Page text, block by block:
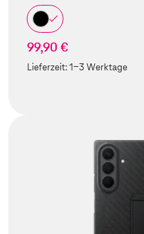
99,90 €
Lieferzeit:1-3 Werktage